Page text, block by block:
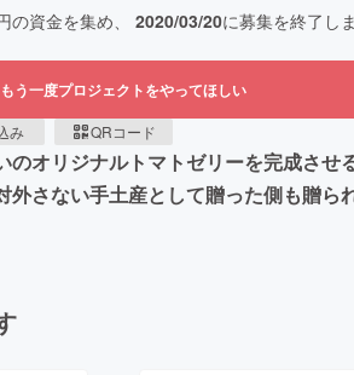
の資金を集め、 2020/03/20に募集を終了し
もう一度プロジェクトをやってほしい
み QRコード
オリジナルトマトゼリーを完成さ
さない手土産として贈った側も贈